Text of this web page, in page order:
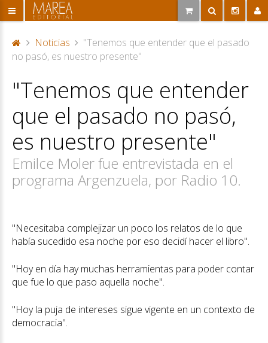
P
ta
a
Noticias
"Tenemos que entender que el pasado
no pasó, es nuestro presente"
"Tenemos que entender
que el pasado no pasó,
es nuestro presente"
Emilce Moler fue entrevistada en el
programa Argenzuela, por Radio 10.
"Necesitaba complejizar un poco los relatos de lo que
había sucedido esa noche por eso decidí hacer el libro".
"Hoy en día hay muchas herramientas para poder contar
que fue lo que paso aquella noche".
"Hoy la puja de intereses sigue vigente en un contexto de
democracia".